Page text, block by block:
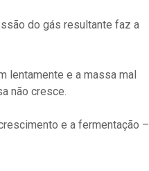
do gás resultante faz a
lentamente e a massa mal
não cresce.
e a fermentação –